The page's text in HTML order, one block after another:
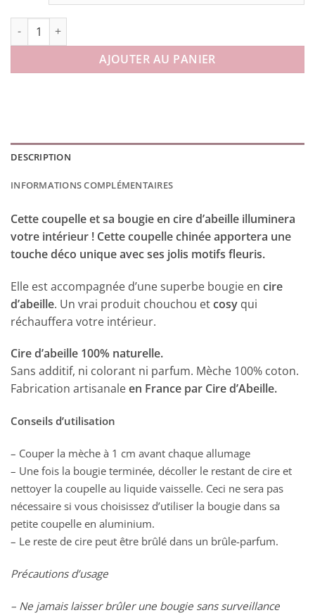
quantité de Coupelle Bougie série Bouquets
AJOUTER AU PANIER
DESCRIPTION
INFORMATIONS COMPLÉMENTAIRES
Cette coupelle et sa bougie en cire d’abeille illuminera
votre intérieur ! Cette coupelle chinée apportera une
touche déco unique avec ses jolis motifs fleuris.
Elle est accompagnée d’une superbe bougie en cire
d’abeille. Un vrai produit chouchou etcosy qui
réchauffera votre intérieur.
Cire d’abeille 100% naturelle.
Sans additif, ni colorant ni parfum. Mèche 100% coton.
Fabrication artisanaleen France par Cire d’Abeille.
Conseils d’utilisation
– Couper la mèche à 1 cm avant chaque allumage
– Une fois la bougie terminée, décoller le restant de cire et
nettoyer la coupelle au liquide vaisselle. Ceci ne sera pas
nécessaire si vous choisissez d’utiliser la bougie dans sa
petite coupelle en aluminium.
– Le reste de cire peut être brûlé dans un brûle-parfum.
Précautions d’usage
– Ne jamais laisser brûler une bougie sans surveillance